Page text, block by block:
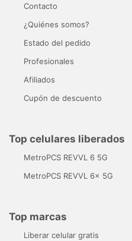
Contacto
¿Quiénes somos?
Estado del pedido
Profesionales
Afiliados
Cupón de descuento
Top celulares liberados
MetroPCS REVVL 6 5G
MetroPCS REVVL 6x 5G
Top marcas
Liberar celular gratis